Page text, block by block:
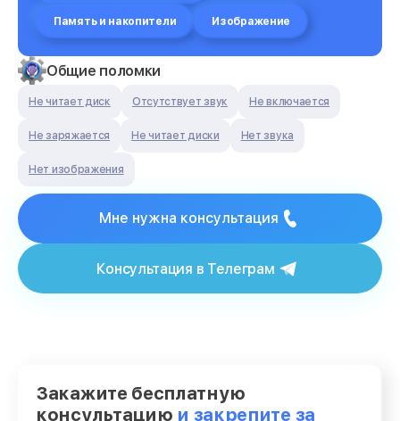
Память и накопители Изображение
Общие поломки
Не читает диск Отсутствует звук Не включается
Не заряжается Не читает диски Нет звука
Нет изображения
Мне нужна консультация
Консультация в Телеграм
Закажите бесплатную
консультацию и закрепите за